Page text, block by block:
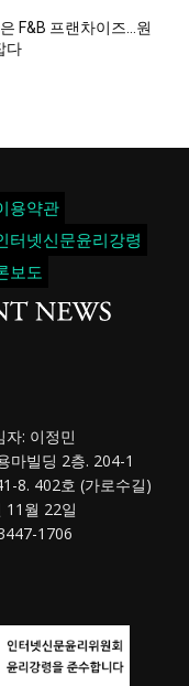
F&B 프랜차이즈…원
다
용약관
터넷신문윤리강령
보도
: 이정민
마빌딩 2층. 204-1
8. 402호 (가로수길)
월 22일
1706